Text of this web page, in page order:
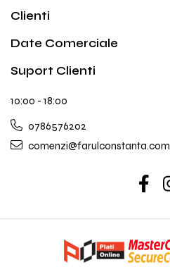
Clienti
Date Comerciale
Suport Clienti
10:00 - 18:00
0786576202
comenzi@farulconstanta.com